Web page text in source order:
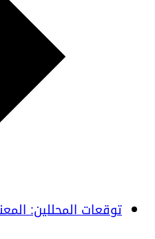
توقعات المحللين: